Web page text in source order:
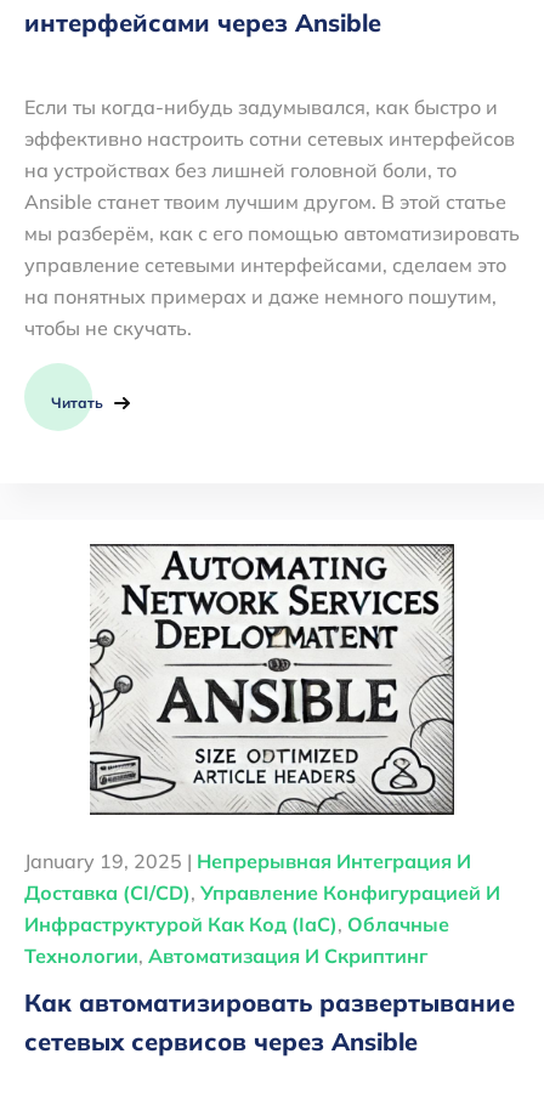
интерфейсами через Ansible
Если ты когда-нибудь задумывался, как быстро и
эффективно настроить сотни сетевых интерфейсов
на устройствах без лишней головной боли, то
Ansible станет твоим лучшим другом. В этой статье
мы разберём, как с его помощью автоматизировать
управление сетевыми интерфейсами, сделаем это
на понятных примерах и даже немного пошутим,
чтобы не скучать.
Читать
January 19, 2025 | Непрерывная Интеграция И
Доставка (CI/CD), Управление Конфигурацией И
Инфраструктурой Как Код (IaC), Облачные
Технологии, Автоматизация И Скриптинг
Как автоматизировать развертывание
сетевых сервисов через Ansible